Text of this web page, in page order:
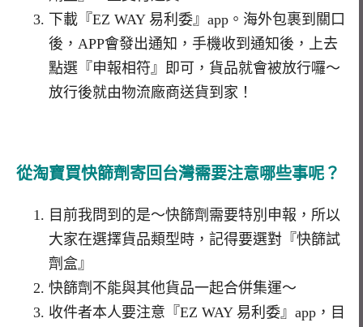
下載『EZ WAY 易利委』app。海外包裹到關口
後，APP會發出通知，手機收到通知後，上去
點選『申報相符』即可，貨品就會被放行囉～
放行後就由物流廠商送貨到家！
從淘寶買快篩劑寄回台灣需要注意哪些事呢？
目前我問到的是～快篩劑需要特別申報，所以
大家在選擇貨品類型時，記得要選對『快篩試
劑盒』
快篩劑不能與其他貨品一起合併集運～
收件者本人要注意『EZ WAY 易利委』app，目